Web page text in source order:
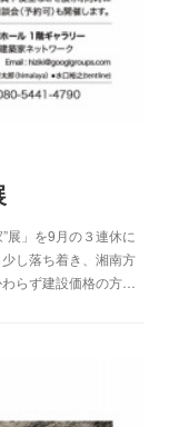
展」を9月の３連休に
し落ち着き、湘南方
らず建設価格の方…